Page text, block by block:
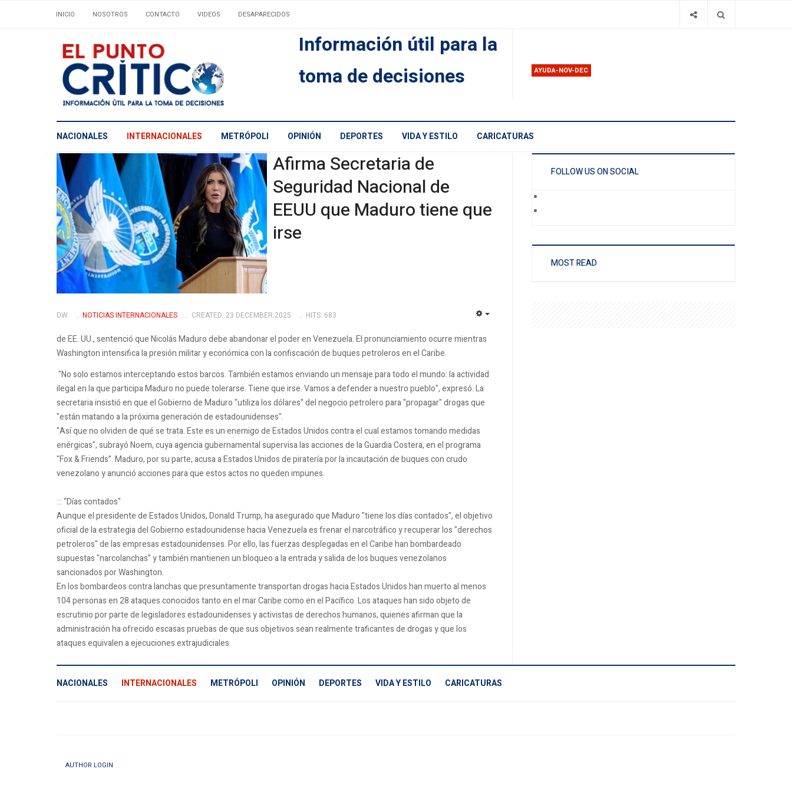
INICIO NOSOTROS CONTACTO VIDEOS DESAPARECIDOS
Información útil para la
toma de decisiones
AYUDA-NOV-DEC
NACIONALES INTERNACIONALES METRÓPOLI OPINIÓN DEPORTES VIDA Y ESTILO CARICATURAS
Afirma Secretaria de
Seguridad Nacional de
EEUU que Maduro tiene que
irse
DW NOTICIAS INTERNACIONALES CREATED: 23 DECEMBER 2025 HITS: 683
de EE. UU., sentenció que Nicolás Maduro debe abandonar el poder en Venezuela. El pronunciamiento ocurre mientras
Washington intensifica la presión militar y económica con la confiscación de buques petroleros en el Caribe.
"No solo estamos interceptando estos barcos. También estamos enviando un mensaje para todo el mundo: la actividad
ilegal en la que participa Maduro no puede tolerarse. Tiene que irse. Vamos a defender a nuestro pueblo", expresó. La
secretaria insistió en que el Gobierno de Maduro "utiliza los dólares" del negocio petrolero para "propagar" drogas que
"están matando a la próxima generación de estadounidenses".
"Así que no olviden de qué se trata. Este es un enemigo de Estados Unidos contra el cual estamos tomando medidas
enérgicas", subrayó Noem, cuya agencia gubernamental supervisa las acciones de la Guardia Costera, en el programa
"Fox & Friends”. Maduro, por su parte, acusa a Estados Unidos de piratería por la incautación de buques con crudo
venezolano y anunció acciones para que estos actos no queden impunes.
::: “Días contados"
Aunque el presidente de Estados Unidos, Donald Trump, ha asegurado que Maduro "tiene los días contados", el objetivo
oficial de la estrategia del Gobierno estadounidense hacia Venezuela es frenar el narcotráfico y recuperar los "derechos
petroleros" de las empresas estadounidenses. Por ello, las fuerzas desplegadas en el Caribe han bombardeado
supuestas "narcolanchas” y también mantienen un bloqueo a la entrada y salida de los buques venezolanos
sancionados por Washington.
En los bombardeos contra lanchas que presuntamente transportan drogas hacia Estados Unidos han muerto al menos
104 personas en 28 ataques conocidos tanto en el mar Caribe como en el Pacífico. Los ataques han sido objeto de
escrutinio por parte de legisladores estadounidenses y activistas de derechos humanos, quienes afirman que la
administración ha ofrecido escasas pruebas de que sus objetivos sean realmente traficantes de drogas y que los
ataques equivalen a ejecuciones extrajudiciales.
FOLLOW US ON SOCIAL
MOST READ
NACIONALES INTERNACIONALES METRÓPOLI OPINIÓN DEPORTES VIDA Y ESTILO CARICATURAS
AUTHOR LOGIN